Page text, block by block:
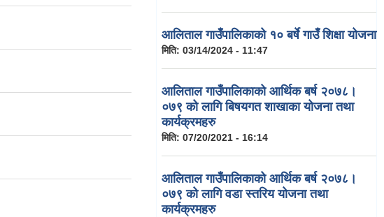
आलिताल गाउँपालिकाको १० बर्षे गाउँ शिक्षा योजना
मिति: 03/14/2024 - 11:47
आलिताल गाउँपालिकाको आर्थिक बर्ष २०७८।
०७९ को लागि बिषयगत शाखाका योजना तथा
कार्यक्रमहरु
मिति: 07/20/2021 - 16:14
आलिताल गाउँपालिकाको आर्थिक बर्ष २०७८।
०७९ को लागि वडा स्तरिय योजना तथा
कार्यक्रमहरु